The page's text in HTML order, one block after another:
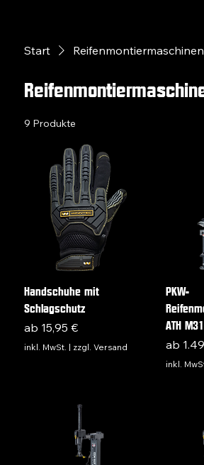
Start Reifenmontiermaschinen
9 Produkte
Handschuhe mit
Schlagschutz
ab 15,95 €
Sale-Preis
inkl. MwSt. | zzgl. Versand
PKW-
ATH M31
ab
Sale-
inkl.